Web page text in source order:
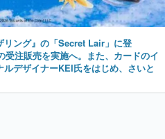
リング』の「Secret Lair」に登
注販売を実施へ。また、カードのイ
デザイナーKEI氏をはじめ、さいと